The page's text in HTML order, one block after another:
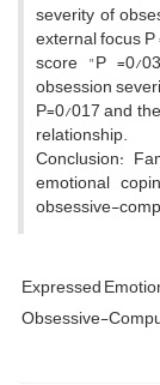
severity of
external focus
score "P =0/
obsession
P=0/017 and
relationship.
Conclusion:
emotional
obsessive-
Expressed
Obsessive-